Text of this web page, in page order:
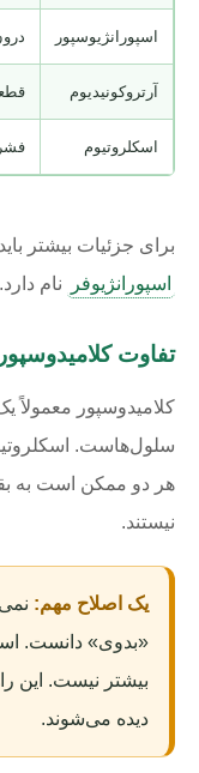
اسپورانژیوسپور
آرتروکونیدیوم
اسکلروتیوم
برای جزئیات بیشتر
اسپورانژیوفر
نام دارد.
تفاوت
کلامیدوسپور معمولاً
سلول‌هاست.
هر دو ممکن است به
نیستند.
یک اصلاح مهم:
«بدوی» دانست.
بیشتر نیست. این
دیده می‌شوند.